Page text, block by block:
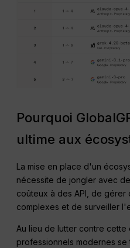
Pourquoi
ultime aux
La mise en place d'un
nécessite de jongler avec
coûteux à des API, de
complexes et de surveiller
Au lieu de lutter contre cette
professionnels modernes se